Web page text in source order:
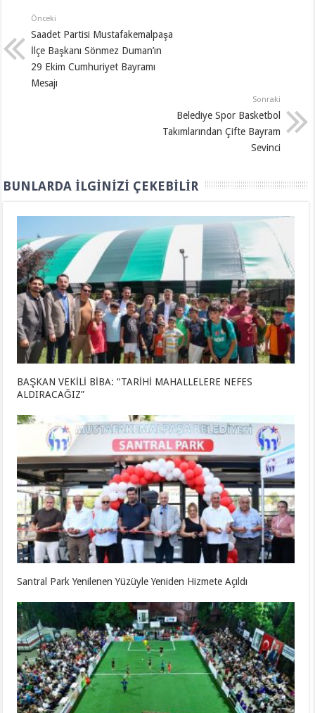
Önceki
Saadet Partisi Mustafakemalpaşa
İlçe Başkanı Sönmez Duman’ın
29 Ekim Cumhuriyet Bayramı
Mesajı
Sonraki
Belediye Spor Basketbol
Takımlarından Çifte Bayram
Sevinci
BUNLARDA İLGINIZI ÇEKEBILIR
BAŞKAN VEKİLİ BİBA: “TARİHİ MAHALLELERE NEFES
ALDIRACAĞIZ”
Santral Park Yenilenen Yüzüyle Yeniden Hizmete Açıldı